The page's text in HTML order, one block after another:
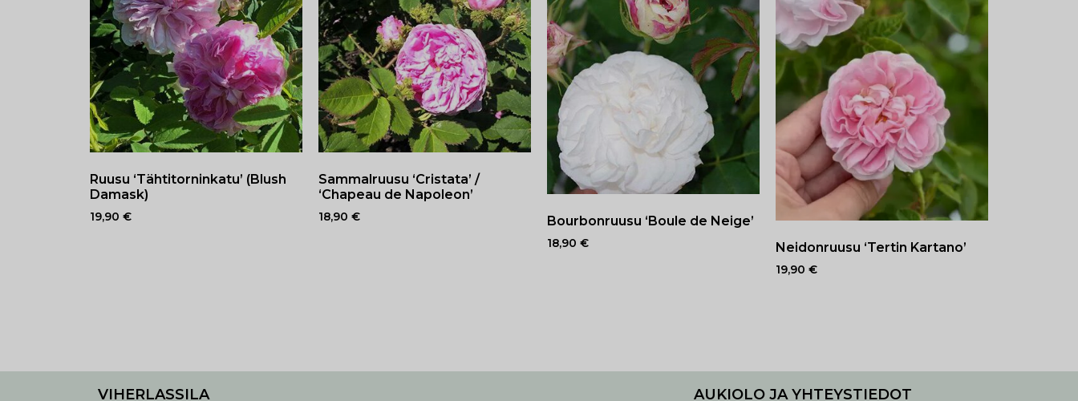
Ruusu ‘Tähtitorninkatu’ (Blush
Damask)
19,90 €
Sammalruusu ‘Cristata’ /
‘Chapeau de Napoleon’
18,90 € Bourbonruusu ‘Boule de Neige’
18,90 € Neidonruusu ‘Tertin Kartano’
19,90 €
VIHERLASSILA AUKIOLO JA YHTEYSTIEDOT